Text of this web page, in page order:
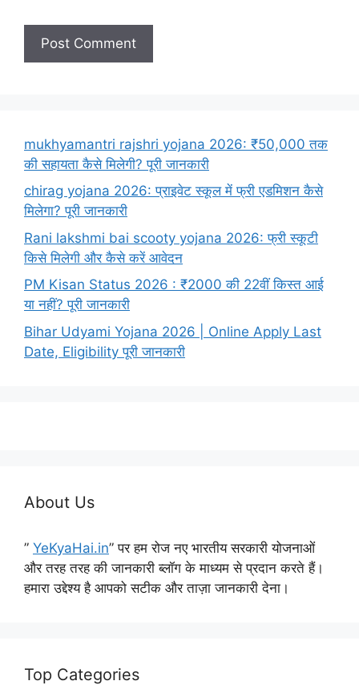
mukhyamantri rajshri yojana 2026: ₹50,000 तक
की सहायता कैसे मिलेगी? पूरी जानकारी
chirag yojana 2026: प्राइवेट स्कूल में फ्री एडमिशन कैसे
मिलेगा? पूरी जानकारी
Rani lakshmi bai scooty yojana 2026: फ्री स्कूटी
किसे मिलेगी और कैसे करें आवेदन
PM Kisan Status 2026 : ₹2000 की 22वीं किस्त आई
या नहीं? पूरी जानकारी
Bihar Udyami Yojana 2026 | Online Apply Last
Date, Eligibility पूरी जानकारी
About Us
” YeKyaHai.in” पर हम रोज नए भारतीय सरकारी योजनाओं
और तरह तरह की जानकारी ब्लॉग के माध्यम से प्रदान करते हैं।
हमारा उद्देश्य है आपको सटीक और ताज़ा जानकारी देना।
Top Categories